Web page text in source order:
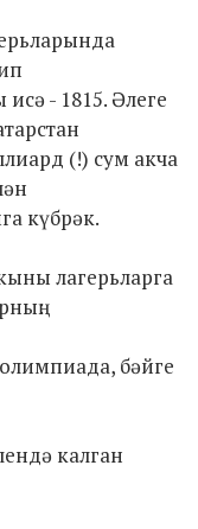
- 1815. Әлеге
(!) сум акча
күбрәк.
лагерьларга
олимпиада, бәйге
калган